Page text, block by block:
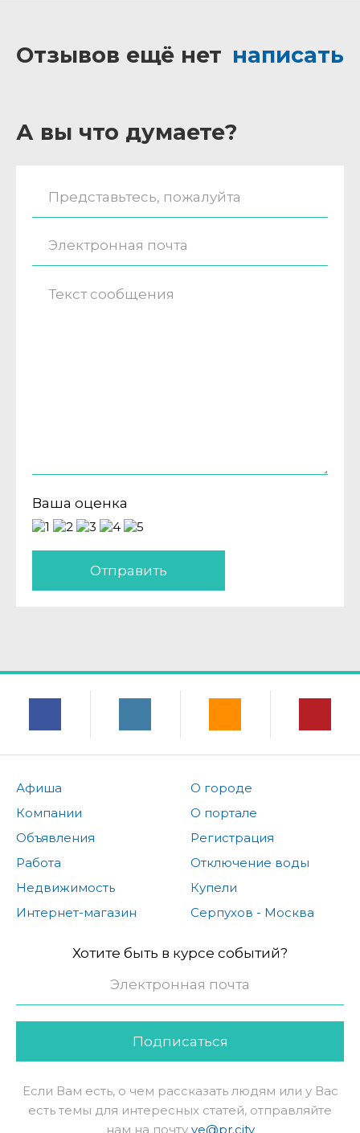
Отзывов ещё нет написать
А вы что думаете?
Ваша оценка
Отправить
Афиша
Компании
Объявления
Работа
Недвижимость
Интернет-магазин
О городе
О портале
Регистрация
Отключение воды
Купели
Серпухов - Москва
Хотите быть в курсе событий?
Подписаться
Если Вам есть, о чем рассказать людям или у Вас
есть темы для интересных статей, отправляйте
нам на почту ve@pr.city